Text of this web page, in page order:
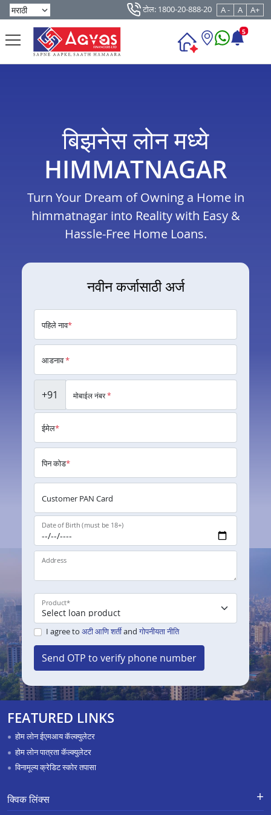
टोल: 1800-20-888-20 A - A A+
5
बिझनेस लोन मध्ये
HIMMATNAGAR
Turn Your Dream of Owning a Home in
himmatnagar into Reality with Easy &
Hassle-Free Home Loans.
नवीन कर्जासाठी अर्ज
पहिले नाव*
आडनाव*
+91 मोबाईल नंबर*
ईमेल*
पिन कोड*
Customer PAN Card
Date of Birth (must be 18+)
Address
Product*
I agree to अटी आणि शर्तीand गोपनीयता नीति
Send OTP to verify phone number
FEATURED LINKS
होम लोन ईएमआय कॅल्क्युलेटर
होम लोन पात्रता कॅल्क्युलेटर
विनामूल्य क्रेडिट स्कोर तपासा
क्विक लिंक्स